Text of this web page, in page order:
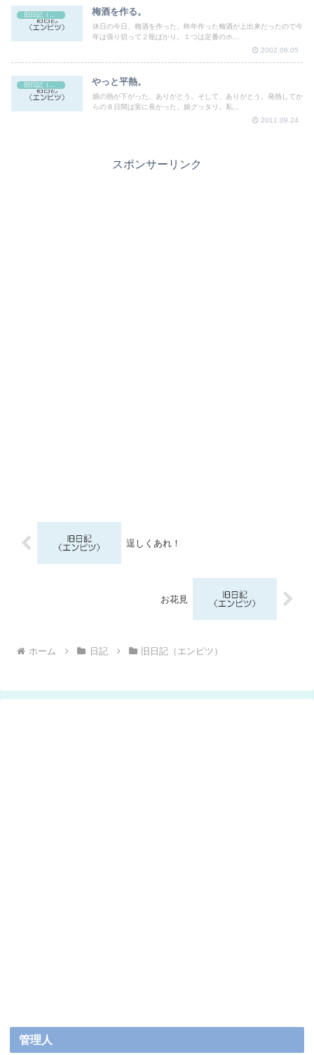
旧日記（エンピツ） 梅酒を作る。
休日の今日、梅酒を作った。昨年作った梅酒が上出来だったので今
年は張り切って２瓶ばかり。１つは定番のホ...
2002.06.05
やっと平熱。
娘の熱が下がった。ありがとう。そして、ありがとう。発熱してか
らの８日間は実に長かった。娘グッタリ。私...
2011.09.24
スポンサーリンク
逞しくあれ！
お花見
ホーム 日記 旧日記（エンピツ）
管理人